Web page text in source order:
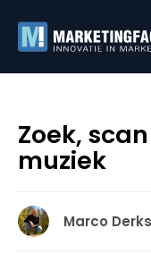
Zoek,
muziek
Marco